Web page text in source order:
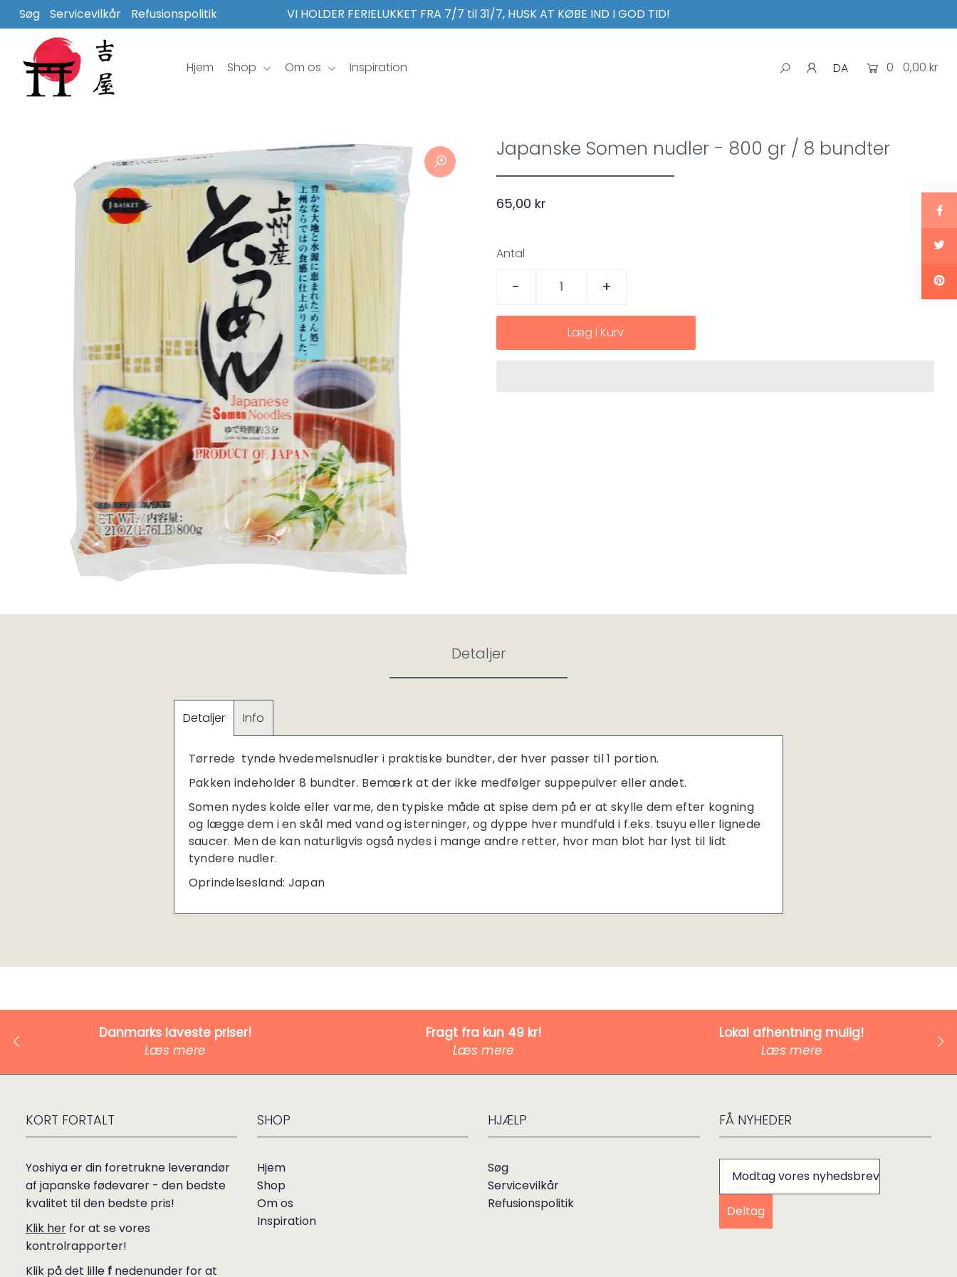
Søg Servicevilkår Refusionspolitik VI HOLDER FERIELUKKET FRA 7/7 til 31/7, HUSK AT KØBE IND I GOD TID!
Hjem Shop Om os Inspiration DA 0 0,00 kr
Japanske Somen nudler - 800 gr / 8 bundter
65,00 kr
Antal
- +
Detaljer
Detaljer Info
Tørrede tynde hvedemelsnudler i praktiske bundter, der hver passer til 1 portion.
Pakken indeholder 8 bundter. Bemærk at der ikke medfølger suppepulver eller andet.
Somen nydes kolde eller varme, den typiske måde at spise dem på er at skylle dem efter kogning
og lægge dem i en skål med vand og isterninger, og dyppe hver mundfuld i f.eks. tsuyu eller lignede
saucer. Men de kan naturligvis også nydes i mange andre retter, hvor man blot har lyst til lidt
tyndere nudler.
Oprindelsesland: Japan
Danmarks laveste priser!
Læs mere
Fragt fra kun 49 kr!
Læs mere
Lokal afhentning mulig!
Læs mere
KORT FORTALT
Yoshiya er din foretrukne leverandør
af japanske fødevarer - den bedste
kvalitet til den bedste pris!
Klik herfor at se vores
kontrolrapporter!
Klik på det lille fnedenunder for at
SHOP
Hjem
Shop
Om os
Inspiration
HJÆLP
Søg
Servicevilkår
Refusionspolitik
FÅ NYHEDER
Hjem
Shop
Log ind eller opret konto